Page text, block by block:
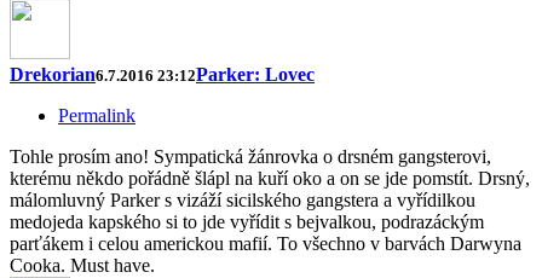
Drekorian6.7.2016 23:12Parker: Lovec
Permalink
Tohle prosím ano! Sympatická žánrovka o drsném gangsterovi,
kterému někdo pořádně šlápl na kuří oko a on se jde pomstít. Drsný,
málomluvný Parker s vizáží sicilského gangstera a vyřídilkou
medojeda kapského si to jde vyřídit s bejvalkou, podrazáckým
parťákem i celou americkou mafií. To všechno v barvách Darwyna
Cooka. Must have.